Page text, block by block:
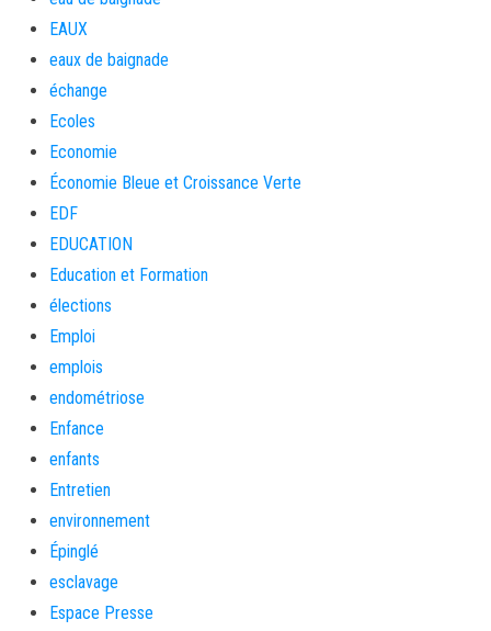
EAUX
eaux de baignade
échange
Ecoles
Economie
Économie Bleue et Croissance Verte
EDF
EDUCATION
Education et Formation
élections
Emploi
emplois
endométriose
Enfance
enfants
Entretien
environnement
Épinglé
esclavage
Espace Presse